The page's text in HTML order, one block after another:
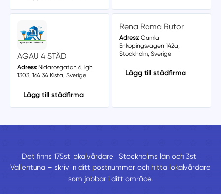
AGAU 4 STÄD
Adress:Nidarosgatan 6, lgh
1303, 164 34 Kista, Sverige
Lägg till städfirma
Rena Rama Rutor
Adress:Gamla
Enköpingsvägen 142a,
Stockholm, Sverige
Lägg till städfirma
Det finns 175st lokalvårdare i Stockholms län och 3st i
Vallentuna – skriv in ditt postnummer och hitta lokalvårdare
som jobbar i ditt område.